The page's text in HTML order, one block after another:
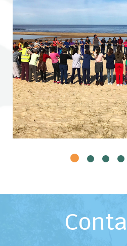
Grupales1